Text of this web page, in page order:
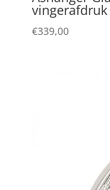
vingerafdruk
€339,00